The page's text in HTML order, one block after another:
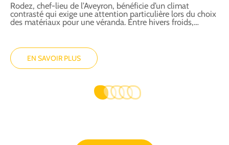
Rodez, chef-lieu de l’Aveyron, bénéficie d’un climat
contrasté qui exige une attention particulière lors du choix
des matériaux pour une véranda. Entre hivers froids,…
EN SAVOIR PLUS